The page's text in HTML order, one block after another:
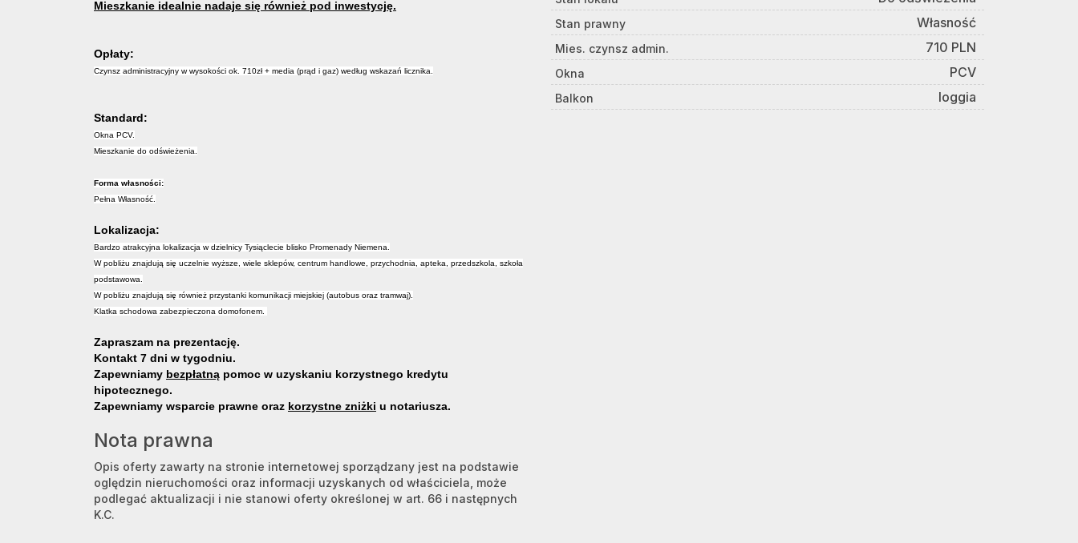
Mieszkanie idealnie nadaje się również pod inwestycję.
Opłaty:
Czynsz administracyjny w wysokości ok. 710zł + media (prąd i gaz) według wskazań licznika.
Standard:
Okna PCV.
Mieszkanie do odświeżenia.
Forma własności:
Pełna Własność.
Lokalizacja:
Bardzo atrakcyjna lokalizacja w dzielnicy Tysiąclecie blisko Promenady Niemena.
W pobliżu znajdują się uczelnie wyższe, wiele sklepów, centrum handlowe, przychodnia, apteka, przedszkola, szkoła
podstawowa.
W pobliżu znajdują się również przystanki komunikacji miejskiej (autobus oraz tramwaj).
Klatka schodowa zabezpieczona domofonem.
Zapraszam na prezentację.
Kontakt 7 dni w tygodniu.
Zapewniamy bezpłatną pomoc w uzyskaniu korzystnego kredytu
hipotecznego.
Zapewniamy wsparcie prawne oraz korzystne zniżki u notariusza.
Nota prawna
Opis oferty zawarty na stronie internetowej sporządzany jest na podstawie
oględzin nieruchomości oraz informacji uzyskanych od właściciela, może
podlegać aktualizacji i nie stanowi oferty określonej w art. 66 i następnych
K.C.
Stan prawny Własność
Mies. czynsz admin. 710 PLN
Okna PCV
Balkon loggia